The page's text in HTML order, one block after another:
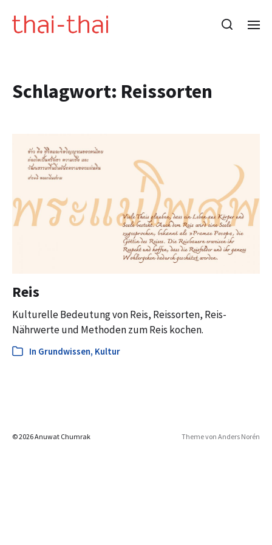
Schlagwort: Reissorten
Reis
Kulturelle Bedeutung von Reis, Reissorten, Reis-
Nährwerte und Methoden zum Reis kochen.
In Grundwissen, Kultur
© 2026 Anuwat Chumrak Theme von Anders Norén